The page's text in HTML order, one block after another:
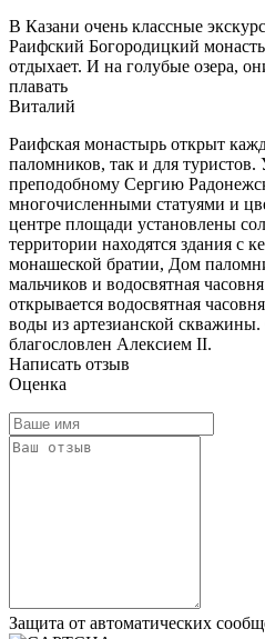
В Казани очень классные
Раифский Богородицкий
отдыхает. И на голубые озера,
плавать
Виталий
Раифская монастырь открыт
паломников, так и для
преподобному Сергию
многочисленными статуями и
центре площади установлены
территории находятся здания с
монашеской братии, Дом
мальчиков и водосвятная
открывается водосвятная
воды из артезианской
благословлен Алексием II.
Написать отзыв
Оценка
Защита от автоматических